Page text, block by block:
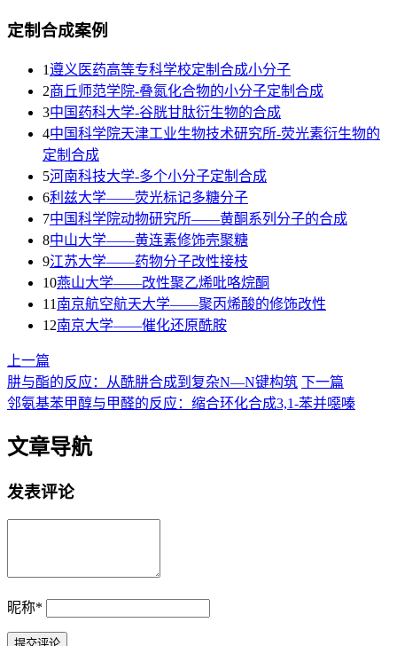
定制合成案例
1遵义医药高等专科学校定制合成小分子
2商丘师范学院-叠氮化合物的小分子定制合成
3​中国药科大学-谷胱甘肽衍生物的合成
4中国科学院天津工业生物技术研究所-荧光素衍生物的
定制合成
5河南科技大学-多个小分子定制合成
6利兹大学——荧光标记多糖分子
7中国科学院动物研究所——黄酮系列分子的合成
8中山大学——黄连素修饰壳聚糖
9江苏大学——药物分子改性接枝
10燕山大学——改性聚乙烯吡咯烷酮
11 南京航空航天大学——聚丙烯酸的修饰改性
12南京大学——催化还原酰胺
上一篇
肼与酯的反应：从酰肼合成到复杂N—N键构筑 下一篇
邻氨基苯甲醇与甲醛的反应：缩合环化合成3,1-苯并噁嗪
文章导航
发表评论
昵称*